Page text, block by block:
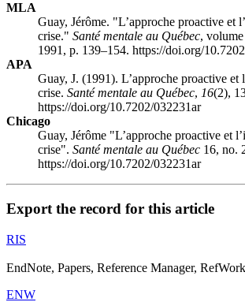
MLA
Guay, Jérôme. "L’approche proactive et
crise." Santé mentale au Québec,
1991, p. 139–154. https://doi.org/
APA
Guay, J. (1991). L’approche proactive et
crise. Santé mentale au Québec, 16(2),
https://doi.org/10.7202/032231ar
Chicago
Guay, Jérôme "L’approche proactive et
crise". Santé mentale au Québec 16, no.
https://doi.org/10.7202/032231ar
Export the record for this article
RIS
EndNote, Papers, Reference Manager,
ENW